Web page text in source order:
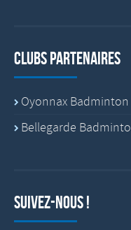
Clubs partenaires
Oyonnax Badminton
Bellegarde
Suivez-nous !